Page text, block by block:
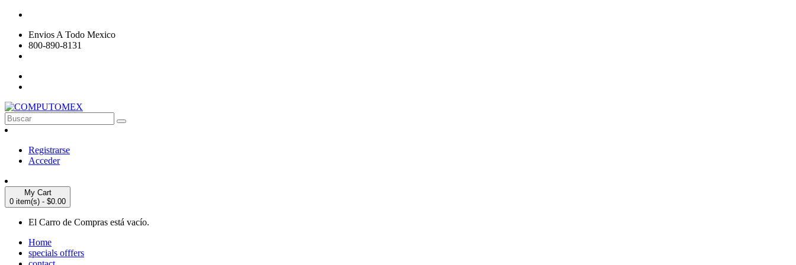
Envios A Todo Mexico
800-890-8131
Registrarse
Acceder
My Cart
0 item(s) - $0.00
El Carro de Compras está vacío.
Home
specials offfers